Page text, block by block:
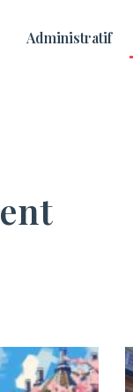
Administratif